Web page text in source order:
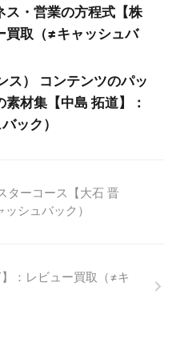
ス・営業の方程式【株
買取（≠キャッシュバ
） コンテンツのパッ
材集【中島 拓道】：
ック）
ターコース【大石 晋
シュバック）
：レビュー買取（≠キ